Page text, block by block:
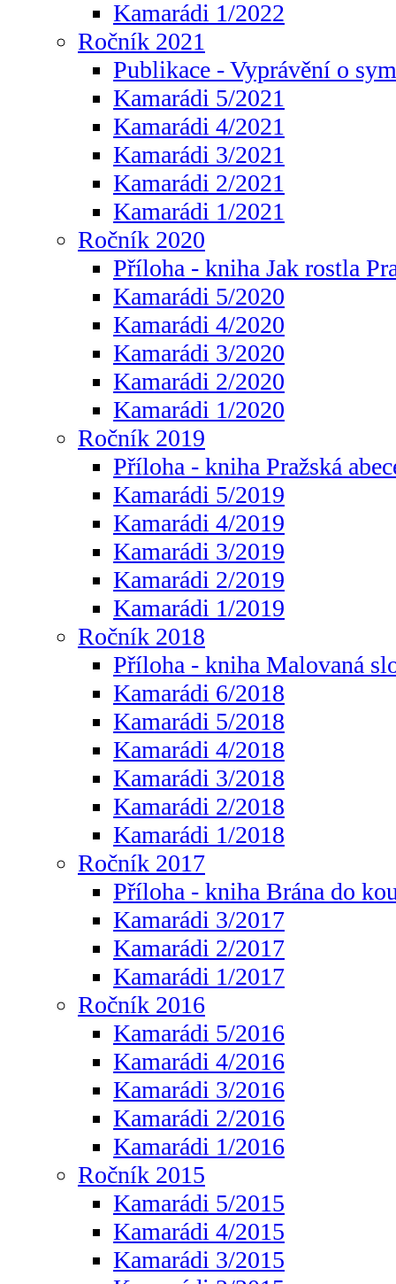
Kamarádi 1/2022
Ročník 2021
Publikace - Vyprávění o
Kamarádi 5/2021
Kamarádi 4/2021
Kamarádi 3/2021
Kamarádi 2/2021
Kamarádi 1/2021
Ročník 2020
Příloha - kniha Jak rostla
Kamarádi 5/2020
Kamarádi 4/2020
Kamarádi 3/2020
Kamarádi 2/2020
Kamarádi 1/2020
Ročník 2019
Příloha - kniha Pražská
Kamarádi 5/2019
Kamarádi 4/2019
Kamarádi 3/2019
Kamarádi 2/2019
Kamarádi 1/2019
Ročník 2018
Příloha - kniha Malovaná
Kamarádi 6/2018
Kamarádi 5/2018
Kamarádi 4/2018
Kamarádi 3/2018
Kamarádi 2/2018
Kamarádi 1/2018
Ročník 2017
Příloha - kniha Brána do
Kamarádi 3/2017
Kamarádi 2/2017
Kamarádi 1/2017
Ročník 2016
Kamarádi 5/2016
Kamarádi 4/2016
Kamarádi 3/2016
Kamarádi 2/2016
Kamarádi 1/2016
Ročník 2015
Kamarádi 5/2015
Kamarádi 4/2015
Kamarádi 3/2015